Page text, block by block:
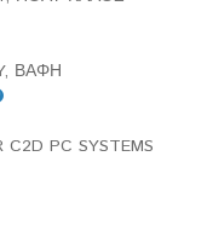
ΒΑΦΗ
C2D PC SYSTEMS